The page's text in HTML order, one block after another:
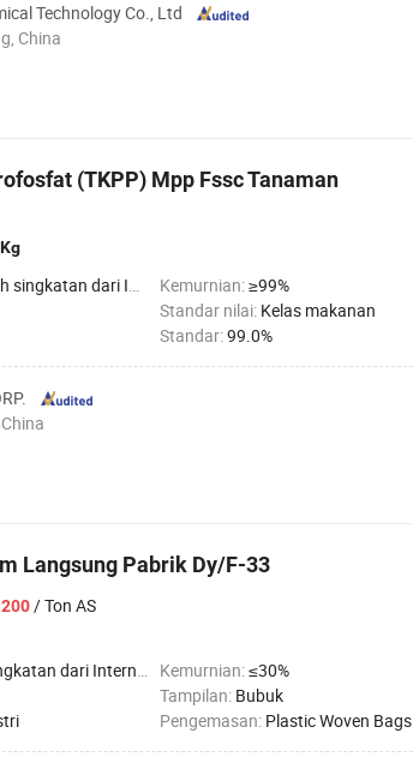
Technology Co., Ltd
China
(TKPP) Mpp Fssc Tanaman
Organization for Standardization. Kemurnian:≥99%
Standar nilai: Kelas makanan
Standar:99.0%
Langsung Pabrik Dy/F-33
/ Ton AS
Organization for Standardization. Kemurnian:≤30%
Tampilan: Bubuk
Pengemasan: Plastic Woven Bags